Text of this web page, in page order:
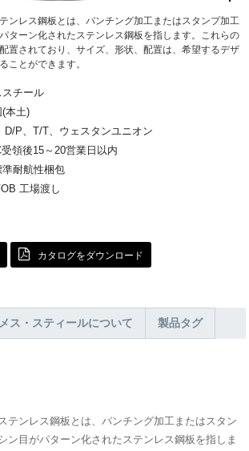
ンレス鋼板とは、パンチング加工またはスタンプ加工
ターン化されたステンレス鋼板を指します。これらの
置されており、サイズ、形状、配置は、希望するデザ
ことができます。
チール
本土)
D/P、T/T、ウェスタンユニオン
領後15～20営業日以内
準耐航性梱包
工場渡し
カタログをダウンロード
ス・スティールについて 製品タグ
テンレス鋼板とは、パンチング加工またはスタン
ン目がパターン化されたステンレス鋼板を指しま